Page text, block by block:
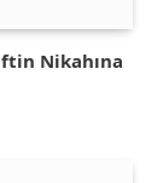
Nikahına